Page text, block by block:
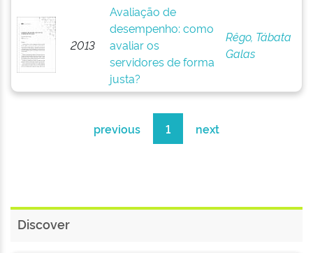
2013
Avaliação de
desempenho: como
avaliar os
servidores de forma
justa?
Rêgo, Tábata
Galas
previous 1 next
Discover